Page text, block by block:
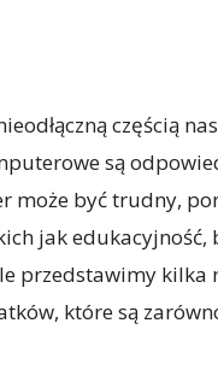
częścią
są
może być trudny,
jak edukacyjność,
przedstawimy kilka
które są